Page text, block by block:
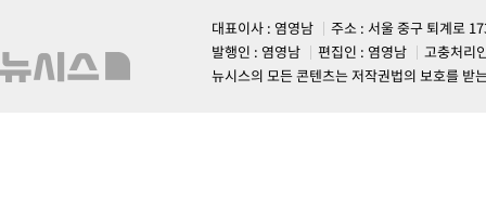
대표이사 : 염영남
주소 : 서울 중구 퇴계로
발행인 : 염영남
편집인 : 염영남
고충처리
뉴시스의 모든 콘텐츠는 저작권법의 보호를